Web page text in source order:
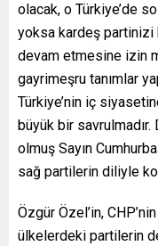
olacak, o Türkiye’de
yoksa kardeş
devam etmesine izin
gayrimeşru tanımlar
Türkiye’nin iç
büyük bir
olmuş Sayın
sağ partilerin diliyle
Özgür Özel’in,
ülkelerdeki partilerin